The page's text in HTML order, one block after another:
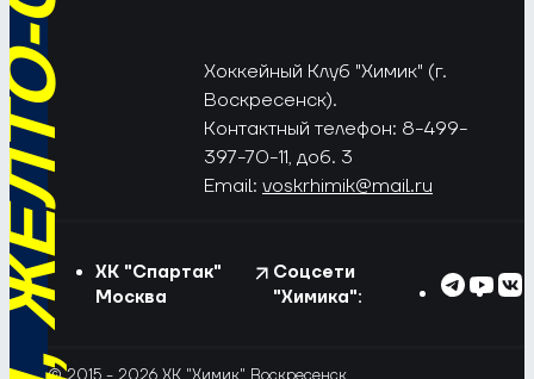
Хоккейный Клуб "Химик" (г.
Воскресенск).
Контактный телефон: 8-499-
397-70-11, доб. 3
Email: voskrhimik@mail.ru
ХК "Спартак"
Москва
Соцсети
"Химика":